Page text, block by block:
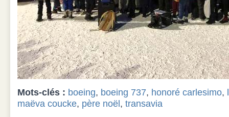
Mots-clés : boeing, boeing 737, honoré carlesimo,
maëva coucke, père noël , transavia